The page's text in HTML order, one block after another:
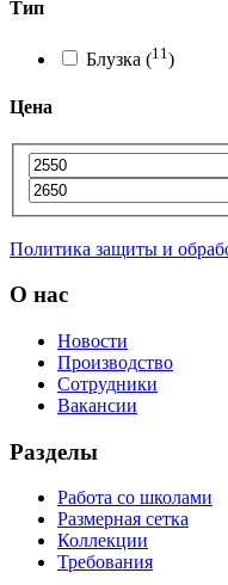
Тип
Блузка (11)
Цена
Политика защиты и
О нас
Новости
Производство
Сотрудники
Вакансии
Разделы
Работа со школами
Размерная сетка
Коллекции
Требования